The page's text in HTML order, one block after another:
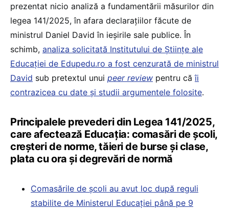
prezentat nicio analiză a fundamentării măsurilor din
legea 141/2025, în afara declarațiilor făcute de
ministrul Daniel David în ieșirile sale publice. În
schimb, analiza solicitată Institutului de Științe ale
Educației de Edupedu.ro a fost cenzurată de ministrul
David sub pretextul unui peer review pentru căîi
contrazicea cu date și studii argumentele folosite.
Principalele prevederi din Legea 141/2025,
care afectează Educația: comasări de școli,
creșteri de norme, tăieri de burse și clase,
plata cu ora și degrevări de normă
Comasările de școli au avut loc după reguli
stabilite de Ministerul Educației până pe 9